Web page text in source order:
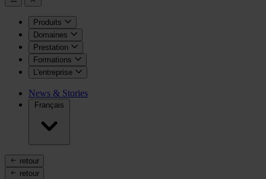
Produits
Domaines
Prestation
Formations
L'entreprise
News & Stories
Français
retour
retour